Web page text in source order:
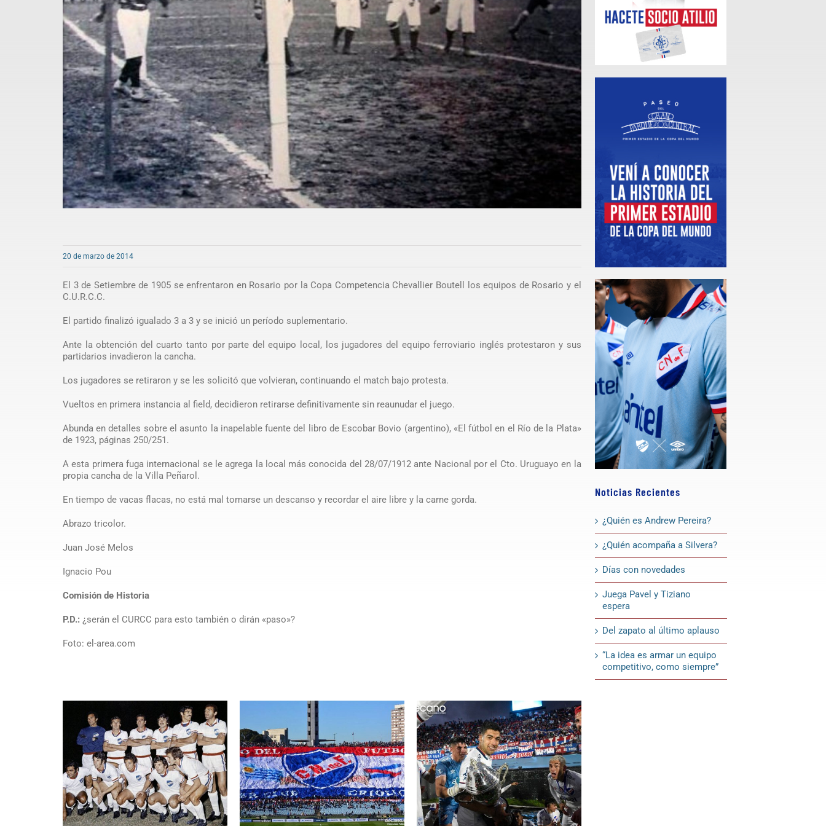
20 de marzo de 2014
El 3 de Setiembre de 1905 se enfrentaron en Rosario por la Copa Competencia Chevallier Boutell los equipos de Rosario y el
C.U.R.C.C.
El partido finalizó igualado 3 a 3 y se inició un período suplementario.
Ante la obtención del cuarto tanto por parte del equipo local, los jugadores del equipo ferroviario inglés protestaron y sus
partidarios invadieron la cancha.
Los jugadores se retiraron y se les solicitó que volvieran, continuando el match bajo protesta.
Vueltos en primera instancia al field, decidieron retirarse definitivamente sin reaunudar el juego.
Abunda en detalles sobre el asunto la inapelable fuente del libro de Escobar Bovio (argentino), «El fútbol en el Río de la Plata»
de 1923, páginas 250/251.
A esta primera fuga internacional se le agrega la local más conocida del 28/07/1912 ante Nacional por el Cto. Uruguayo en la
propia cancha de la Villa Peñarol.
En tiempo de vacas flacas, no está mal tomarse un descanso y recordar el aire libre y la carne gorda.
Abrazo tricolor.
Juan José Melos
Ignacio Pou
Comisión de Historia
P.D.:¿serán el CURCC para esto también o dirán «paso»?
Foto: el-area.com
Noticias Recientes
¿Quién es Andrew Pereira?
¿Quién acompaña a Silvera?
Días con novedades
Juega Pavel y Tiziano
espera
Del zapato al último aplauso
“La idea es armar un equipo
competitivo, como siempre”